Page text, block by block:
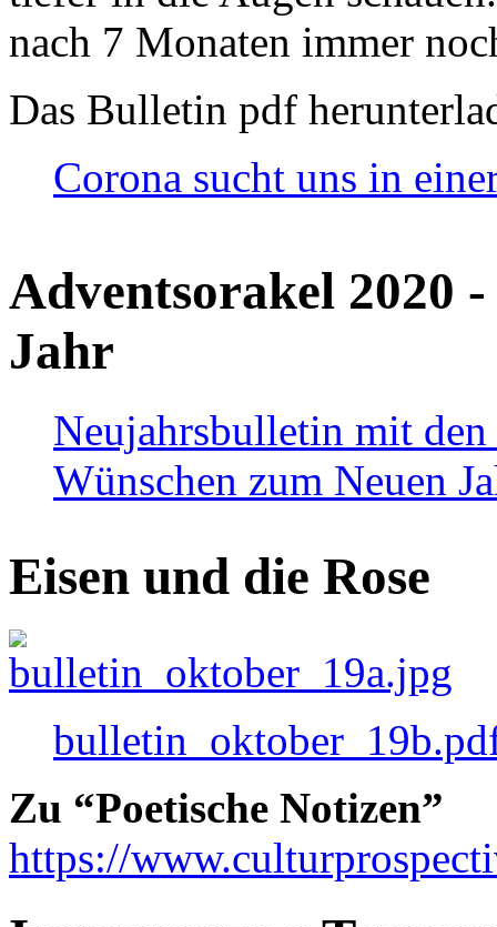
nach 7 Monaten immer
Das Bulletin pdf
Corona sucht uns in
Adventsorakel 2020
Jahr
Neujahrsbulletin mit den
Wünschen zum Neuen
Eisen und die Rose
Zu “Poetische Notizen”
https://